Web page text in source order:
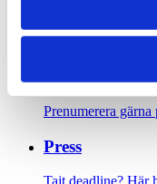
gränser med oss.
Prenumerera
Press